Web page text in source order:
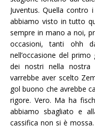
Juventus. Quella
abbiamo visto in tutto
sempre in mano a noi,
occasioni, tanti ohh
nell’occasione del
dei nostri nella nostra
varrebbe aver scelto
gol buono che avrebbe
rigore. Vero. Ma ha
abbiamo sbagliato e
cassifica non si è